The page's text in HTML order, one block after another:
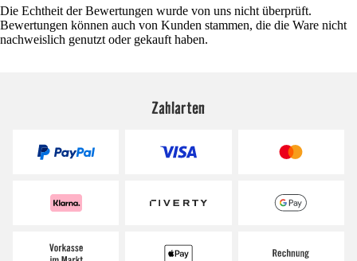
Die Echtheit der Bewertungen wurde von uns nicht überprüft.
Bewertungen können auch von Kunden stammen, die die Ware nicht
nachweislich genutzt oder gekauft haben.
Zahlarten